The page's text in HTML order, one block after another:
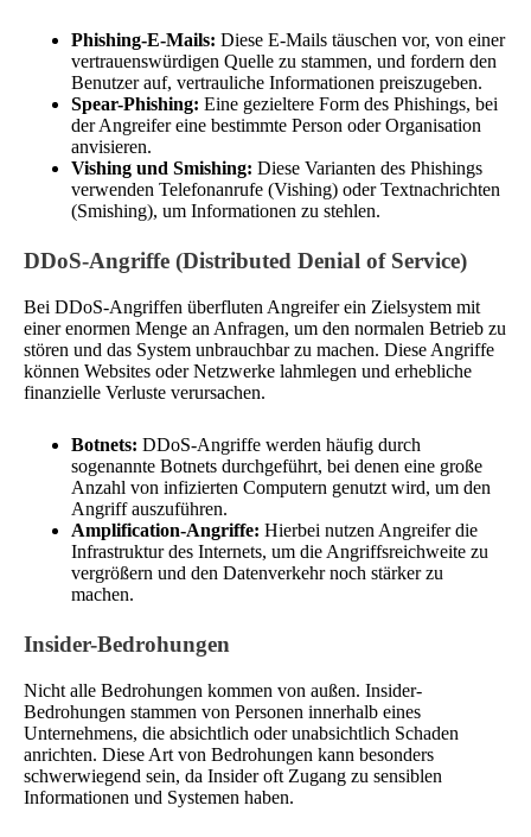
Phishing-E-Mails: Diese E-Mails täuschen vor, von einer
vertrauenswürdigen Quelle zu stammen, und fordern den
Benutzer auf, vertrauliche Informationen preiszugeben.
Spear-Phishing: Eine gezieltere Form des Phishings, bei
der Angreifer eine bestimmte Person oder Organisation
anvisieren.
Vishing und Smishing: Diese Varianten des Phishings
verwenden Telefonanrufe (Vishing) oder Textnachrichten
(Smishing), um Informationen zu stehlen.
DDoS-Angriffe (Distributed Denial of Service)
Bei DDoS-Angriffen überfluten Angreifer ein Zielsystem mit
einer enormen Menge an Anfragen, um den normalen Betrieb zu
stören und das System unbrauchbar zu machen. Diese Angriffe
können Websites oder Netzwerke lahmlegen und erhebliche
finanzielle Verluste verursachen.
Botnets: DDoS-Angriffe werden häufig durch
sogenannte Botnets durchgeführt, bei denen eine große
Anzahl von infizierten Computern genutzt wird, um den
Angriff auszuführen.
Amplification-Angriffe: Hierbei nutzen Angreifer die
Infrastruktur des Internets, um die Angriffsreichweite zu
vergrößern und den Datenverkehr noch stärker zu
machen.
Insider-Bedrohungen
Nicht alle Bedrohungen kommen von außen. Insider-
Bedrohungen stammen von Personen innerhalb eines
Unternehmens, die absichtlich oder unabsichtlich Schaden
anrichten. Diese Art von Bedrohungen kann besonders
schwerwiegend sein, da Insider oft Zugang zu sensiblen
Informationen und Systemen haben.